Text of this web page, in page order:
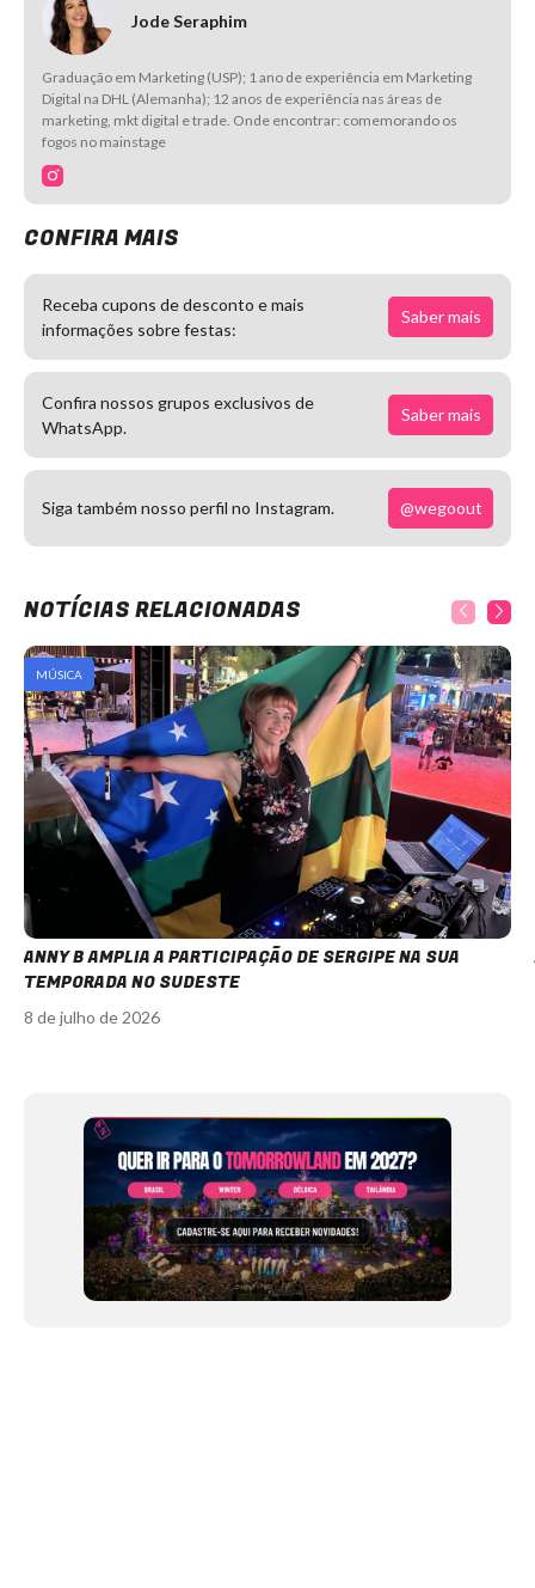
Jode Seraphim
Graduação em Marketing (USP); 1 ano de experiência em Marketing
Digital na DHL (Alemanha); 12 anos de experiência nas áreas de
marketing, mkt digital e trade. Onde encontrar: comemorando os
fogos no mainstage
CONFIRA MAIS
Receba cupons de desconto e mais
informações sobre festas:
Saber mais
Confira nossos grupos exclusivos de
WhatsApp.
Saber mais
Siga também nosso perfil no Instagram. @wegoout
NOTÍCIAS RELACIONADAS
MÚSICA
ANNY B AMPLIA A PARTICIPAÇÃO DE SERGIPE NA SUA
TEMPORADA NO SUDESTE
8 de julho de 2026